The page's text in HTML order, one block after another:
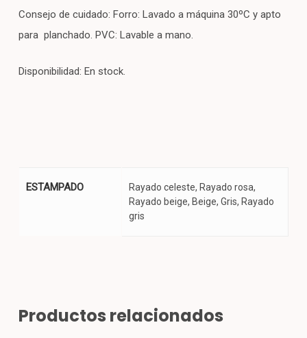
Consejo de cuidado: Forro: Lavado a máquina 30ºC y apto
para planchado. PVC: Lavable a mano.
Disponibilidad: En stock.
ESTAMPADO
Rayado celeste, Rayado rosa,
Rayado beige, Beige, Gris, Rayado
gris
Productos relacionados